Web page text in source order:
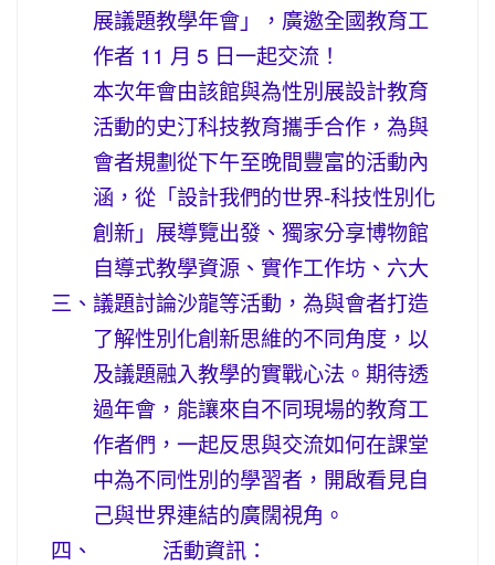
展議題教學年會」，廣邀全國教育工
作者 11 月 5 日一起交流！
三、
本次年會由該館與為性別展設計教育
活動的史汀科技教育攜手合作，為與
會者規劃從下午至晚間豐富的活動內
涵，從「設計我們的世界-科技性別化
創新」展導覽出發、獨家分享博物館
自導式教學資源、實作工作坊、六大
議題討論沙龍等活動，為與會者打造
了解性別化創新思維的不同角度，以
及議題融入教學的實戰心法。期待透
過年會，能讓來自不同現場的教育工
作者們，一起反思與交流如何在課堂
中為不同性別的學習者，開啟看見自
己與世界連結的廣闊視角。
四、
活動資訊：